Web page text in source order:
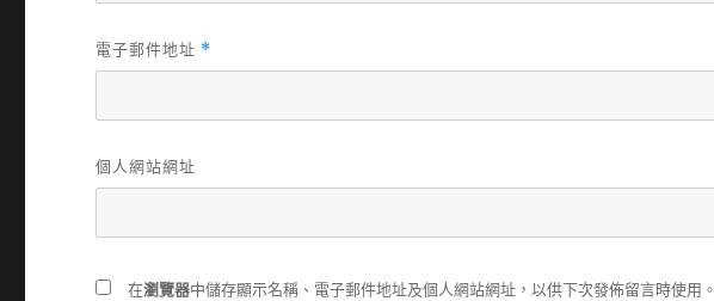
電子郵件地址 *
個人網站網址
在瀏覽器中儲存顯示名稱、電子郵件地址及個人網站網址，以供下次發佈留言時使用。